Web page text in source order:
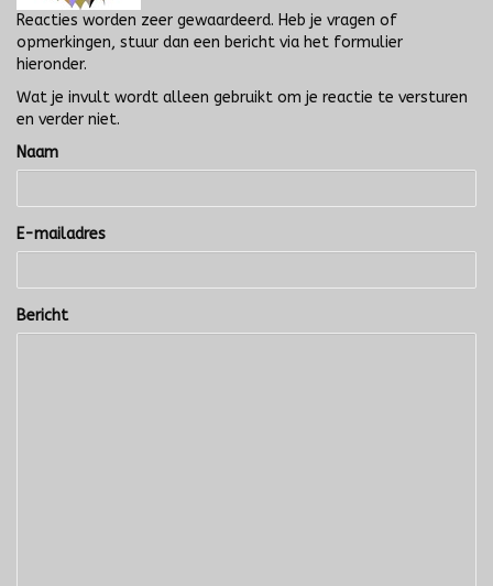
Reacties worden zeer gewaardeerd. Heb je vragen of
opmerkingen, stuur dan een bericht via het formulier
hieronder.
Wat je invult wordt alleen gebruikt om je reactie te versturen
en verder niet.
Naam
E-mailadres
Bericht